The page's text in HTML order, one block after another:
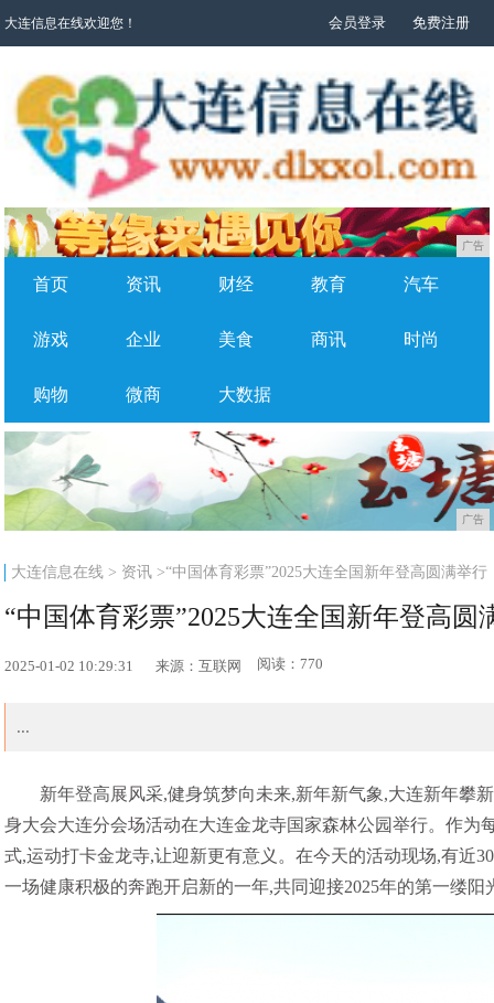
大连信息在线欢迎您！ 会员登录 免费注册
广告
首页 资讯 财经 教育 汽车
游戏 企业 美食 商讯 时尚
购物 微商 大数据
广告
大连信息在线 > 资讯 >“中国体育彩票”2025大连全国新年登高圆满举行
“中国体育彩票”2025大连全国新年登高圆
2025-01-02 10:29:31 来源：互联网 阅读：770
...
新年登高展风采,健身筑梦向未来,新年新气象,大连新年攀
身大会大连分会场活动在大连金龙寺国家森林公园举行。作为
式,运动打卡金龙寺,让迎新更有意义。在今天的活动现场,有近
一场健康积极的奔跑开启新的一年,共同迎接2025年的第一缕阳